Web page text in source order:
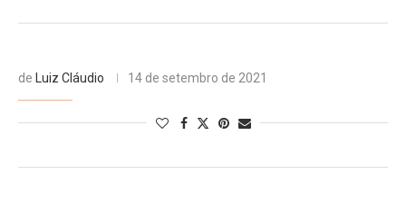
de Luiz Cláudio 14 de setembro de 2021